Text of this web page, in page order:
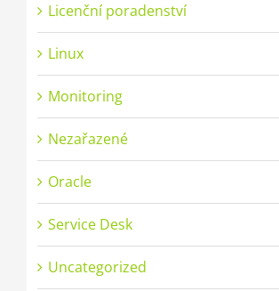
Licenční poradenství
Linux
Monitoring
Nezařazené
Oracle
Service Desk
Uncategorized